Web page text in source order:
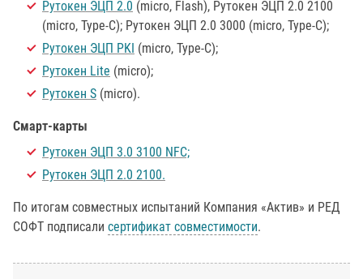
Рутокен ЭЦП 2.0 (micro, Flash), Рутокен ЭЦП 2.0 2100
(micro, Type-C); Рутокен ЭЦП 2.0 3000 (micro, Type-C);
Рутокен ЭЦП PKI (micro, Type-C);
Рутокен Lite (micro);
Рутокен S (micro).
Смарт-карты
Рутокен ЭЦП 3.0 3100 NFC;
Рутокен ЭЦП 2.0 2100.
По итогам совместных испытаний Компания «Актив» и РЕД
СОФТ подписали сертификат совместимости.